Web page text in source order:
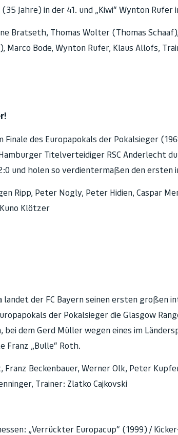
Jahre) in der 41. und „Kiwi“ Wynton
Bratseth, Thomas Wolter (Thomas
Bode, Wynton Rufer, Klaus Allofs,
des Europapokals der Pokalsieger
Titelverteidiger RSC Anderlecht
und holen so verdientermaßen den ersten
Ripp, Peter Nogly, Peter Hidien, Caspar
Klötzer
landet der FC Bayern seinen ersten großen
der Pokalsieger die Glasgow
dem Gerd Müller wegen eines im
Franz „Bulle“ Roth.
Franz Beckenbauer, Werner Olk, Peter
Trainer: Zlatko Cajkovski
„Verrückter Europacup“ (1999) /